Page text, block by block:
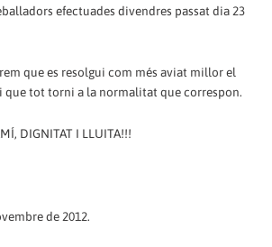
efectuades divendres passat dia 23
que es resolgui com més aviat millor el
tot torni a la normalitat que correspon.
DIGNITAT I LLUITA!!!
de 2012.